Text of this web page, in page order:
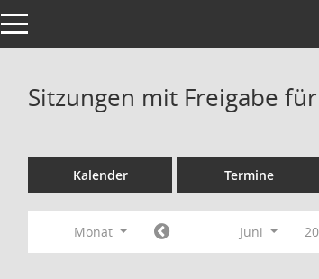
Toggle navigation
Sitzungen mit Freigabe
Kalender Termine
Monat Juni